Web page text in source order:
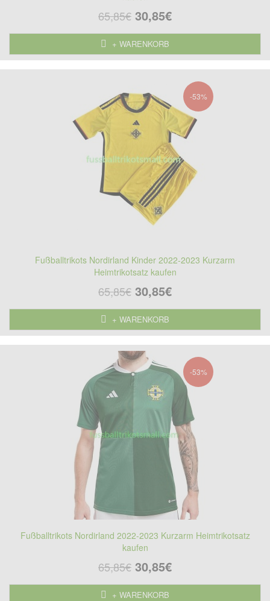
65,85€ 30,85€
+ WARENKORB
-53%
Fußballtrikots Nordirland Kinder 2022-2023 Kurzarm
Heimtrikotsatz kaufen
65,85€ 30,85€
+ WARENKORB
-53%
Fußballtrikots Nordirland 2022-2023 Kurzarm Heimtrikotsatz
kaufen
65,85€ 30,85€
+ WARENKORB